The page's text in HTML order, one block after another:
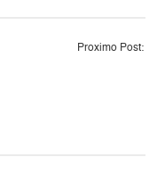
Proximo Post: